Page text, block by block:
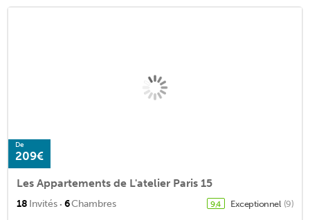
De
209€
Les Appartements de L'atelier Paris 15
18 Invités · 6Chambres 9,4 Exceptionnel (9)